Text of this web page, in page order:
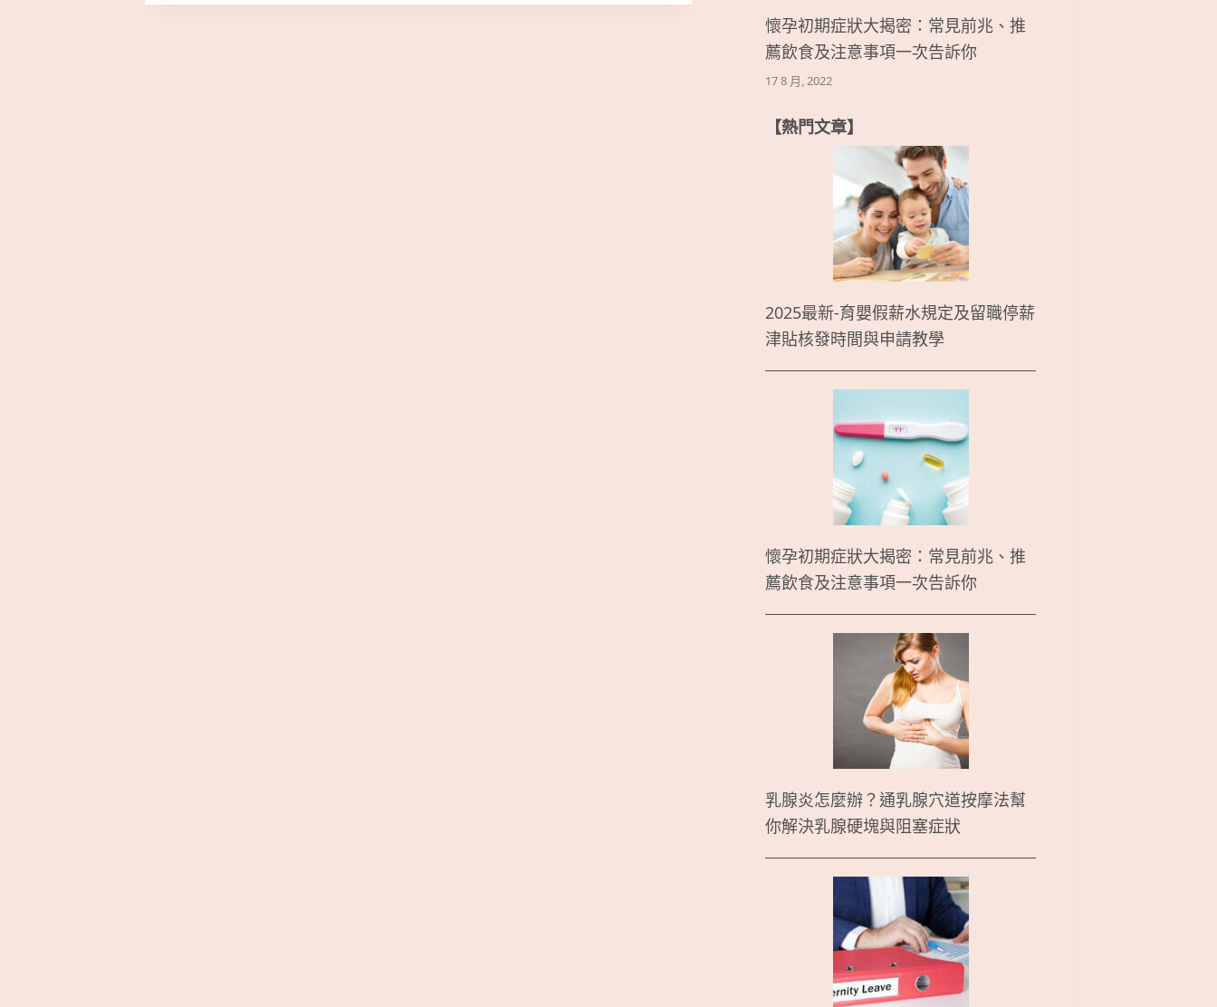
懷孕初期症狀大揭密：常見前兆、推
薦飲食及注意事項一次告訴你
17 8 月, 2022
【熱門文章】
2025最新-育嬰假薪水規定及留職停薪
津貼核發時間與申請教學
懷孕初期症狀大揭密：常見前兆、推
薦飲食及注意事項一次告訴你
乳腺炎怎麼辦？通乳腺穴道按摩法幫
你解決乳腺硬塊與阻塞症狀